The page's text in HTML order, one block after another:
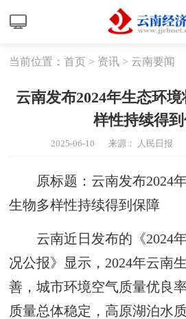
当前位置：首页 > 资讯 > 云南要闻
云南发布2024年生态环
样性持续得
2025-06-10 来源： 人民日报
原标题：云南发布2024年
生物多样性持续得到保障
云南近日发布的《2024年
况公报》显示，2024年云南
善，城市环境空气质量优良
质量总体稳定，高原湖泊水